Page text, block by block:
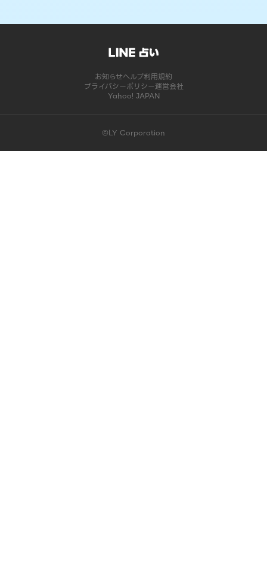
お知らせヘルプ利用規約
プライバシーポリシー運営会社
Yahoo! JAPAN
©LY Corporation
このコンテンツは掲載が終了しました | LINE占い